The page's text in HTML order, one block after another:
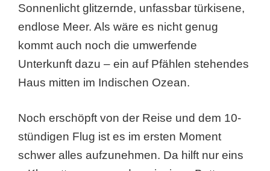
Sonnenlicht glitzernde, unfassbar türkisene,
endlose Meer. Als wäre es nicht genug
kommt auch noch die umwerfende
Unterkunft dazu – ein auf Pfählen stehendes
Haus mitten im Indischen Ozean.
Noch erschöpft von der Reise und dem 10-
stündigen Flug ist es im ersten Moment
schwer alles aufzunehmen. Da hilft nur eins